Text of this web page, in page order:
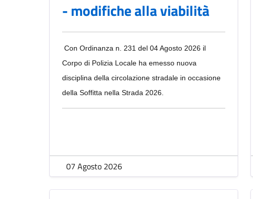
- modifiche alla viabilità
Con Ordinanza n. 231 del 04 Agosto 2026 il
Corpo di Polizia Locale ha emesso nuova
disciplina della circolazione stradale in occasione
della Soffitta nella Strada 2026.
07 Agosto 2026